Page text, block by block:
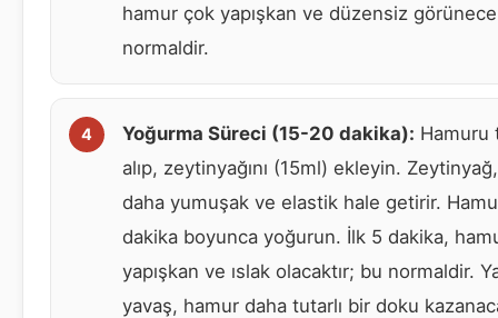
hamur çok yapışkan ve düzensiz
normaldir.
Yoğurma Süreci (15-20 dakika): Hamuru
alıp, zeytinyağını (15ml) ekleyin.
daha yumuşak ve elastik hale getirir.
dakika boyunca yoğurun. İlk 5 dakika,
yapışkan ve ıslak olacaktır; bu normaldir.
yavaş, hamur daha tutarlı bir doku